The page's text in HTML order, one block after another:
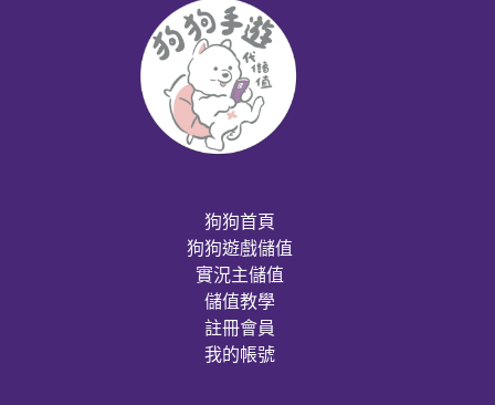
狗狗首頁
狗狗遊戲儲值
實況主儲值
儲值教學
註冊會員
我的帳號